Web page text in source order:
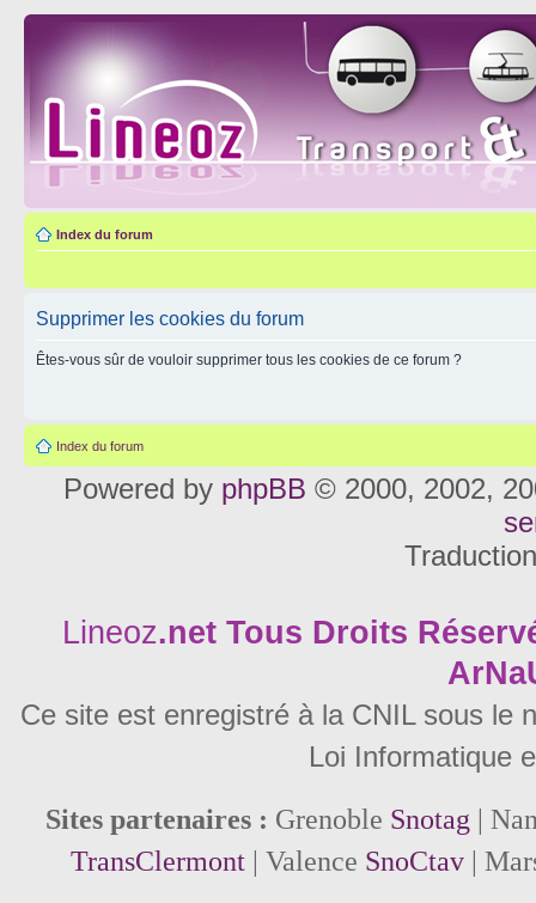
Index du forum
Supprimer les cookies du forum
Êtes-vous sûr de vouloir supprimer tous les cookies de ce forum ?
Index du forum
Powered by phpBB © 2000, 2002,
Lineoz.net Tous Droits
Ce site est enregistré à la CNIL sous le
Loi Informatique
Sites partenaires : Grenoble Snotag |
TransClermont| Valence SnoCtav|